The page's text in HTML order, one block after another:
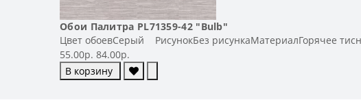
Обои Палитра PL71359-42 "Bulb"
Цвет обоевСерый РисунокБез рисункаМатериалГорячее
55.00р. 84.00р.
В корзину